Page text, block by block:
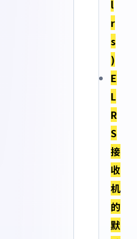
l
r
s
)
E
L
R
S
接
收
机
的
默